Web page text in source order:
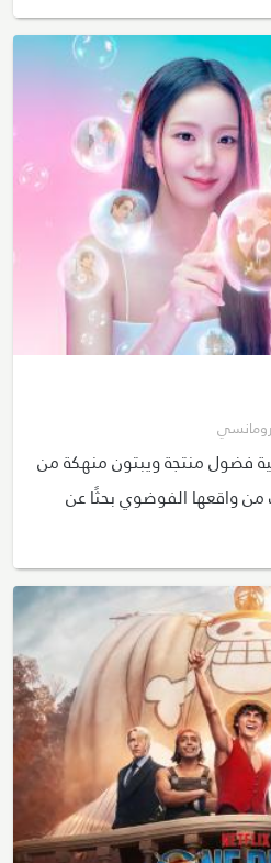
رومانسي
فضول منتجة ويبتون منهكة من
من واقعها الفوضوي بحثًا عن